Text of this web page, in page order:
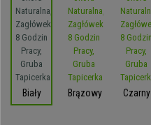
Biały Brązowy Czarny